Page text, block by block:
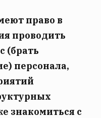
право в
проводить
(брать
персонала,
знакомиться с